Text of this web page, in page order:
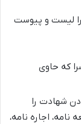
را لیست و پیوست
که حاوی
شهادت را
نامه، اجاره نامه،